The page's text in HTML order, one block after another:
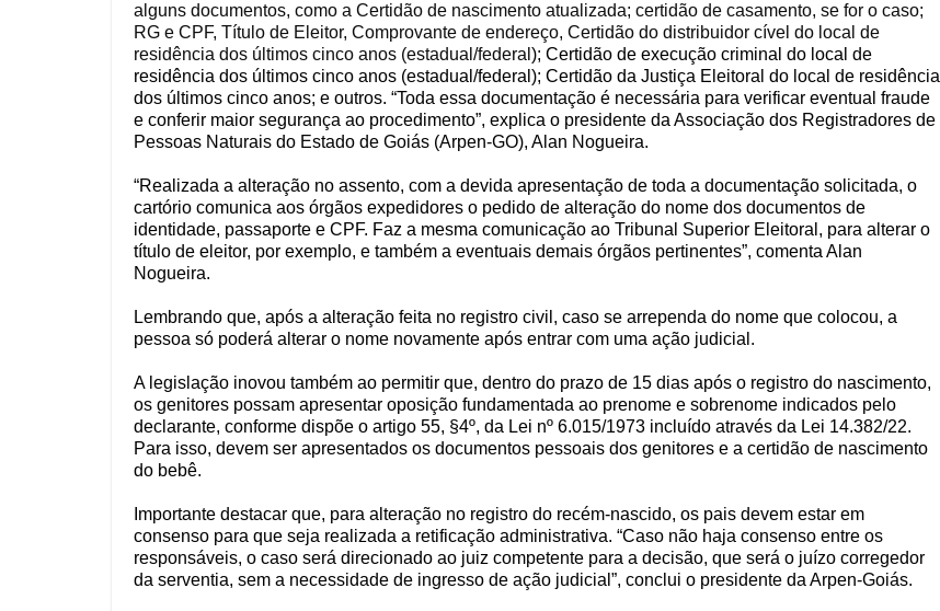
alguns documentos, como a Certidão de nascimento atualizada; certidão de casamento, se for o caso;
RG e CPF, Título de Eleitor, Comprovante de endereço, Certidão do distribuidor cível do local de
residência dos últimos cinco anos (estadual/federal ); Certidão de execução criminal do local de
residência dos últimos cinco anos (estadual/federal); Certidão da Justiça Eleitoral do local de residência
dos últimos cinco anos; e outros. “Toda essa documentação é necessária para verificar eventual fraude
e conferir maior segurança ao procedimento”, explica o presidente da Associação dos Registradores de
Pessoas Naturais do Estado de Goiás (Arpen-GO), Alan Nogueira.
“Realizada a alteração no assento, com a devida apresentação de toda a documentação solicitada, o
cartório comunica aos órgãos expedidores o pedido de alteração do nome dos documentos de
identidade, passaporte e CPF. Faz a mesma comunicação ao Tribunal Superior Eleitoral, para alterar o
título de eleitor, por exemplo, e também a eventuais demais órgãos pertinentes”, comenta Alan
Nogueira.
Lembrando que, após a alteração feita no registro civil, caso se arrependa do nome que colocou, a
pessoa só poderá alterar o nome novamente após entrar com uma ação judicial.
A legislação inovou também ao permitir que, dentro do prazo de 15 dias após o registro do nascimento,
os genitores possam apresentar oposição fundamentada ao prenome e sobrenome indicados pelo
declarante, conforme dispõe o artigo 55, §4º, da Lei nº 6.015/1973 incluído através da Lei 14.382/22.
Para isso, devem ser apresentados os documentos pessoais dos genitores e a certidão de nascimento
do bebê.
Importante destacar que, para alteração no registro do recém-nascido, os pais devem estar em
consenso para que seja realizada a retificação administrativa. “Caso não haja consenso entre os
responsáveis, o caso será direcionado ao juiz competente para a decisão, que será o juízo corregedor
da serventia, sem a necessidade de ingresso de ação judicial”, conclui o presidente da Arpen-Goiás.